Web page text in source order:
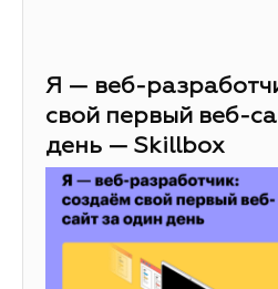
Я — веб-
свой первый веб-
день — Skillbox